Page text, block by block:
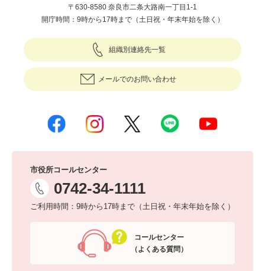
〒630-8580 奈良市二条大路南一丁目1-1
開庁時間：9時から17時まで（土日祝・年末年始を除く）
組織別連絡先一覧
メールでのお問い合わせ
市役所コールセンター
0742-34-1111
ご利用時間：9時から17時まで（土日祝・年末年始を除く）
コールセンター
（よくある質問）